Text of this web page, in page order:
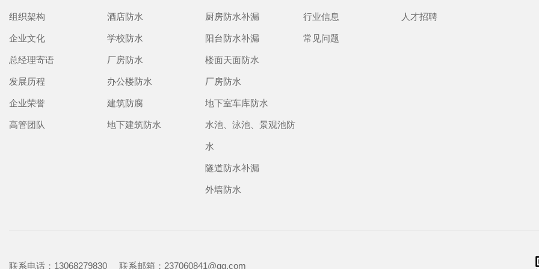
组织架构
企业文化
总经理寄语
发展历程
企业荣誉
高管团队
酒店防水
学校防水
厂房防水
办公楼防水
建筑防腐
地下建筑防水
厨房防水补漏
阳台防水补漏
楼面天面防水
厂房防水
地下室车库防水
水池、泳池、景观池防
水
隧道防水补漏
外墙防水
行业信息
常见问题
人才招聘
联系电话：13068279830 联系邮箱：237060841@qq.com